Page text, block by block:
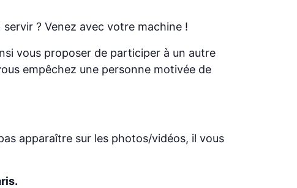
? Venez avec votre machine !
vous proposer de participer à un autre
empêchez une personne motivée de
apparaître sur les photos/vidéos, il vous